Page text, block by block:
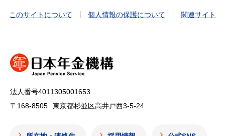
このサイトについて 個人情報の保護について 関連サイト
法人番号4011305001653
〒168-8505
東京都杉並区高井戸西3-5-24